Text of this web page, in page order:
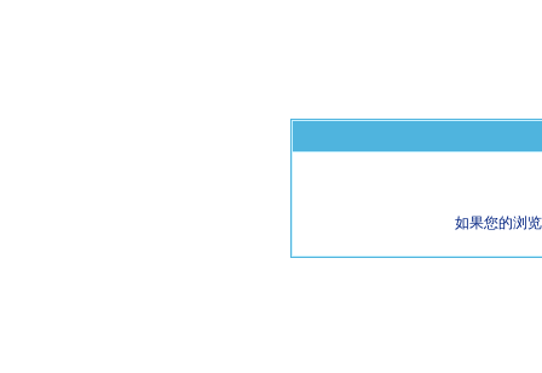
如果您的浏